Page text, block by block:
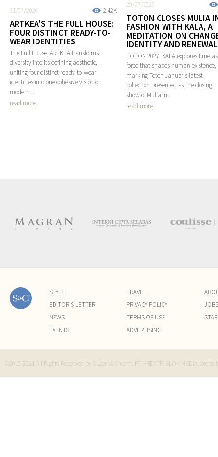
2.42K
31/07/2026
ARTKEA'S THE FULL HOUSE:
FOUR DISTINCT READY-TO-
WEAR IDENTITIES
The Full House, ARTKEA transforms
diversity into its defining aesthetic,
uniting four distinct ready-to-wear
identities into one cohesive vision of
modern...
read more
29/07/2026
TOTON CLOSES MULIA
FASHION WITH KALA, A
MEDITATION ON
IDENTITY AND RENEWAL
TOTON 2027: KALA explores time
force that shapes human existence,
marking Toton Januar's latest
collection presented as the closing
show of Mulia in...
read more
STYLE
EDITOR'S LETTER
NEWS
EVENTS
TRAVEL
PRIVACY POLICY
TERMS OF USE
ADVERTISING
JOBS
©2015-2021 All Rights Reserved by Sugar & Cream. PT KREATIF ELOK MEDIA.